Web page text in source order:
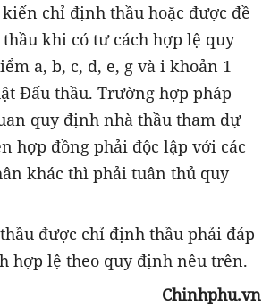
chỉ định thầu hoặc được đề
khi có tư cách hợp lệ quy
a, b, c, d, e, g và i khoản 1
Đấu thầu. Trường hợp pháp
quy định nhà thầu tham dự
hợp đồng phải độc lập với các
khác thì phải tuân thủ quy
được chỉ định thầu phải đáp
hợp lệ theo quy định nêu trên.
Chinhphu.vn